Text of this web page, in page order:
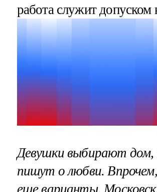
работа служит
Девушки выбирают
пишут о любви.
еще варианты.